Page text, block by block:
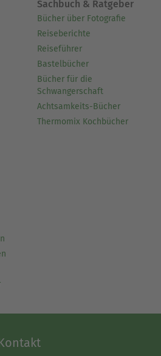
und Biologin. Für ihre
wichtigen Preisen
der »Pro-Scientia-Preis«
der Wissenschaften
finnische Runeberg-
zahlreiche Romane und
Novellensammlung
Bücher verbinden
Perspektiven mit
Komplexität der Menschheit
lebt mit ihren Kindern in
täglich mit ihren zwei
Ausblenden
Sachbuch & Ratgeber
Bücher über Fotografie
Reiseberichte
Reiseführer
Bastelbücher
Bücher für die
Schwangerschaft
Achtsamkeits-Bücher
Thermomix Kochbücher